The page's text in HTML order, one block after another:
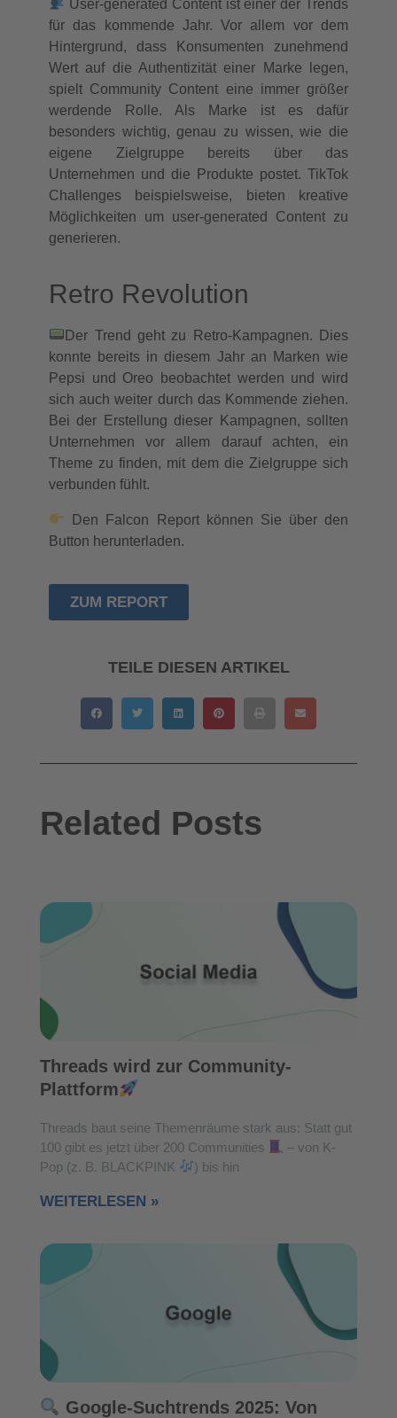
User-generated Content ist einer der Trends
für das kommende Jahr. Vor allem vor dem
Hintergrund, dass Konsumenten zunehmend
Wert auf die Authentizität einer Marke legen,
spielt Community Content eine immer größer
werdende Rolle. Als Marke ist es dafür
besonders wichtig, genau zu wissen, wie die
eigene Zielgruppe bereits über das
Unternehmen und die Produkte postet. TikTok
Challenges beispielsweise, bieten kreative
Möglichkeiten um user-generated Content zu
generieren.
Retro Revolution
Der Trend geht zu Retro-Kampagnen. Dies
konnte bereits in diesem Jahr an Marken wie
Pepsi und Oreo beobachtet werden und wird
sich auch weiter durch das Kommende ziehen.
Bei der Erstellung dieser Kampagnen, sollten
Unternehmen vor allem darauf achten, ein
Theme zu finden, mit dem die Zielgruppe sich
verbunden fühlt.
Den Falcon Report können Sie über den
Button herunterladen.
ZUM REPORT
TEILE DIESEN ARTIKEL
Related Posts
Threads wird zur Community-
Plattform
Threads baut seine Themenräume stark aus: Statt gut
100 gibt es jetzt über 200 Communities
– von K-
Pop (z. B. BLACKPINK
) bis hin
WEITERLESEN »
Google-Suchtrends 2025: Von